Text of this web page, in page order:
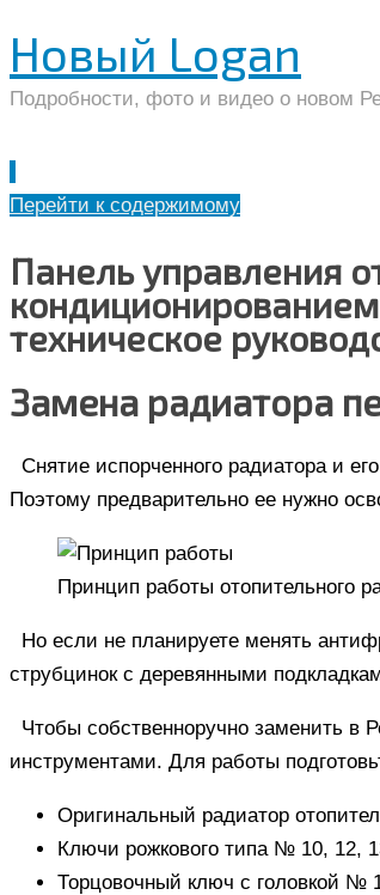
Новый Logan
Подробности, фото и видео о новом
Перейти к содержимому
Панель управления
техническое
Замена радиатора
Снятие испорченного радиатора и
Поэтому предварительно ее нужно
Принцип работы отопительного
Но если не планируете менять
струбцинок с деревянными
Чтобы собственноручно заменить в
инструментами. Для работы
Оригинальный радиатор
Ключи рожкового типа № 10, 12,
Торцовочный ключ с головкой №